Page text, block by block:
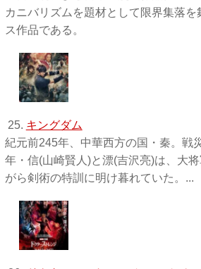
カニバリズムを題材として限界集落
ス作品である。
25. キングダム
紀元前245年、中華西方の国・秦。戦
年・信(山崎賢人)と漂(吉沢亮)は、大
がら剣術の特訓に明け暮れていた。...